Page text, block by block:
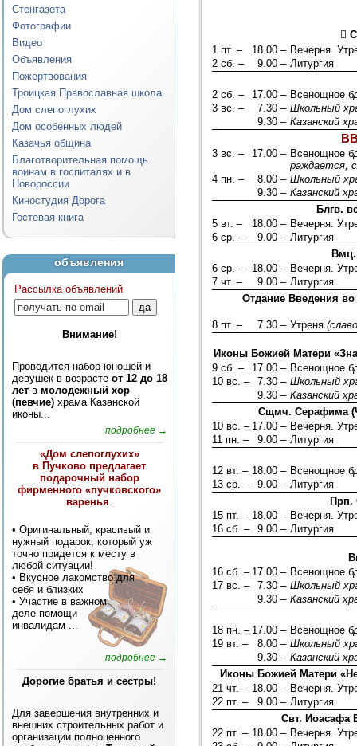
Стенгазета
Фотографии
Видео
Объявления
Пожертвования
Троицкая Православная школа
Дом слепоглухих
Дом особенных людей
Казачья община
Благотворительная помощь
воинам в госпиталях и в
Новороссии
Киностудия Дорога
Гостевая книга
объявления
Рассылка объявлений
Внимание!
Проводится набор юношей и
девушек в возрасте от 12 до 18
лет в молодежный хор
(певчие) храма Казанской
иконы...
подробнее →
«Дом слепоглухих»
в Пучково предлагает
подарочный набор
фирменного «пучковского»
варенья.
• Оригинальный, красивый и
нужный подарок, который уж
точно придется к месту в
любой ситуации!
• Вкусное лакомство для
себя и близких
• Участие в важном
деле помощи
инвалидам ...
подробнее →
Дорогие братья и сестры!
Для завершения внутренних и
внешних строительных работ и
организации полноценного

1 пт. –
18.00 – Вечерня.
2 сб. –
9.00 – Литургия
2 сб. – 17.00 – Всенощное
3 вс. –
7.30 – Школьный
9.30 – Казанский
3 вс. – 17.00 – Всенощное
раждается,
4 пн. –
8.00 – Школьный
9.30 – Казанский
Блгв.
5 вт. –
18.00 – Вечерня.
6 ср. –
9.00 – Литургия
6 ср. –
18.00 – Вечерня.
7 чт. –
9.00 – Литургия
Отдание Введения
8 пт. – 7.30 – Утреня
Иконы Божией Матери
9 сб. –
17.00 – Всенощное
10 вс. –
7.30 – Школьный
9.30 – Казанский
Сщмч. Серафима
10 вс. – 17.00 – Вечерня.
11 пн. –
9.00 – Литургия
12 вт. – 18.00 – Всенощное
13 ср. –
9.00 – Литургия
Прп.
15 пт. – 18.00 – Вечерня.
16 сб. –
9.00 – Литургия
16 сб. – 17.00 – Всенощное
17 вс. –
7.30 – Школьный
9.30 – Казанский
18 пн. – 17.00 – Всенощное
19 вт. –
8.00 – Школьный
9.30 – Казанский
Иконы Божией Матери
21 чт. – 18.00 – Вечерня.
22 пт. –
9.00 – Литургия
Свт. Иоасафа
22 пт. – 18.00 – Вечерня.